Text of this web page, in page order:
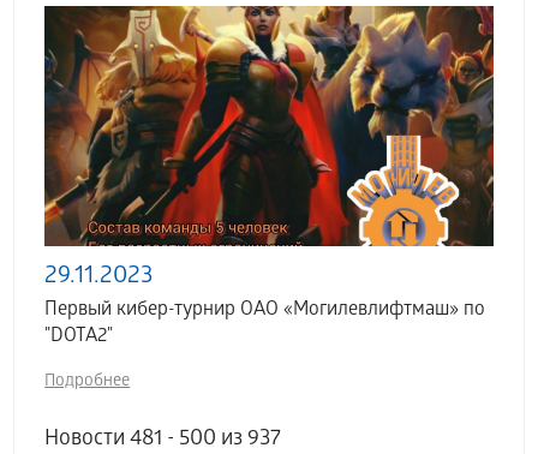
29.11.2023
Первый кибер-турнир ОАО «Могилевлифтмаш» по
"DOTA2"
Подробнее
Новости 481 - 500 из 937